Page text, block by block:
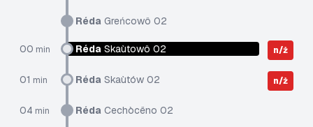
Réda Greńcowô 02
00 min Réda Skaùtowô 02 n/ż
01 min Réda Skaùtów 02 n/ż
04 min Réda Cechòcëno 02